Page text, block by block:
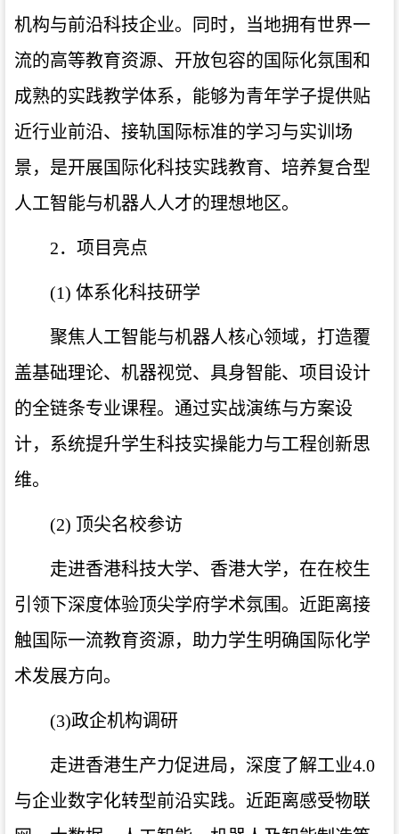
机构与前沿科技企业。同时，当地拥有世界一
流的高等教育资源、开放包容的国际化氛围和
成熟的实践教学体系，能够为青年学子提供贴
近行业前沿、接轨国际标准的学习与实训场
景，是开展国际化科技实践教育、培养复合型
人工智能与机器人人才的理想地区。
2．项目亮点
(1) 体系化科技研学
聚焦人工智能与机器人核心领域，打造覆
盖基础理论、机器视觉、具身智能、项目设计
的全链条专业课程。通过实战演练与方案设
计，系统提升学生科技实操能力与工程创新思
维。
(2) 顶尖名校参访
走进香港科技大学、香港大学，在在校生
引领下深度体验顶尖学府学术氛围。近距离接
触国际一流教育资源，助力学生明确国际化学
术发展方向。
(3)政企机构调研
走进香港生产力促进局，深度了解工业4.0
与企业数字化转型前沿实践。近距离感受物联